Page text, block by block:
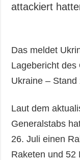
attackiert
Das meldet
Lagebericht des
Ukraine –
Laut dem
Generalstabs
26. Juli einen
Raketen und 52